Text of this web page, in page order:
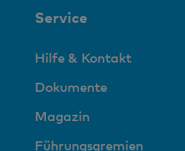
Service
Hilfe & Kontakt
Dokumente
Magazin
Führungsgremien